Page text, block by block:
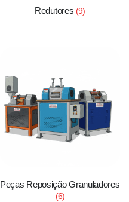
Redutores (9)
Peças Reposição Granuladores
(6)